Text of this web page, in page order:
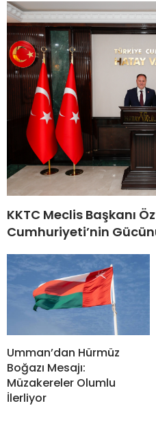
KKTC Meclis Başkanı
Cumhuriyeti’nin
Umman’dan Hürmüz
Boğazı Mesajı:
Müzakereler Olumlu
İlerliyor